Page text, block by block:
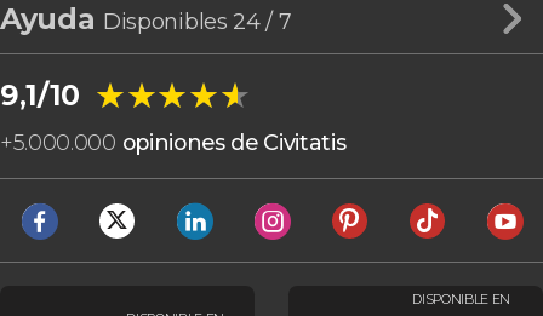
Ayuda Disponibles 24 / 7
9,1/10 ★★★★★
★★★★★
+5.000.000 opiniones de Civitatis
DISPONIBLE EN